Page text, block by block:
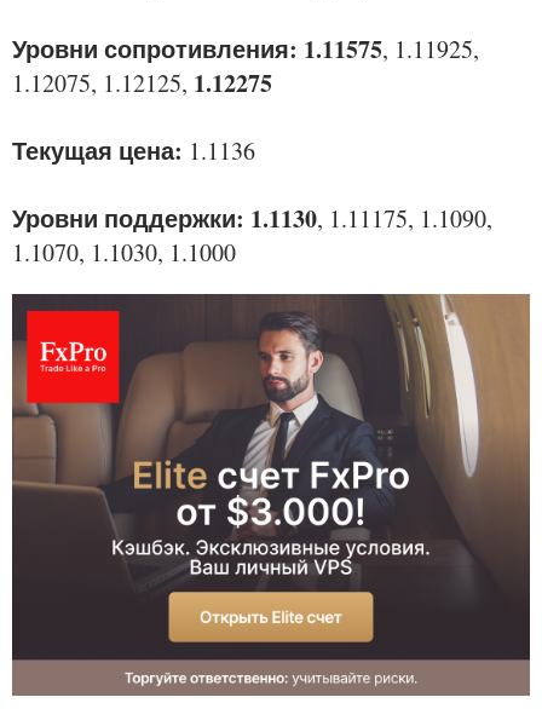
Уровни сопротивления: 1.11575, 1.11925,
1.12075, 1.12125, 1.12275
Текущая цена: 1.1136
Уровни поддержки: 1.1130, 1.11175, 1.1090,
1.1070, 1.1030, 1.1000